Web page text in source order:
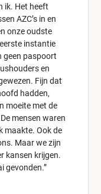
ik. Het heeft
AZC’s in en
onze oudste
instantie
geen paspoort
en
Fijn dat
hadden,
moeite met de
mensen waren
maakte. Ook de
Maar we zijn
kansen krijgen.
gevonden.”